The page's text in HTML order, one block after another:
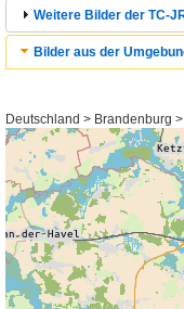
Weitere Bilder der TC-
Bilder aus der
Deutschland > Brandenburg